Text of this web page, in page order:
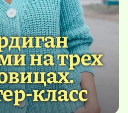
на трех
класс